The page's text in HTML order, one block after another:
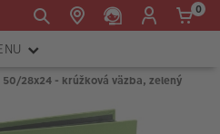
E-mail:
0
50/28x24 - krúžková väzba, zelený